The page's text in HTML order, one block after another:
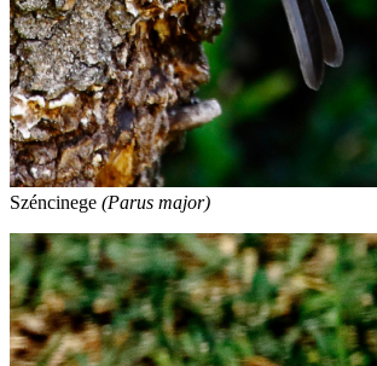
Széncinege (Parus major)